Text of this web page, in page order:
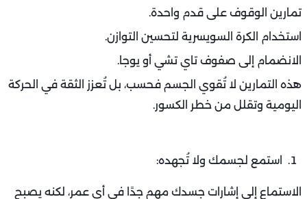
تمارين الوقوف على قدم واحدة.
استخدام الكرة السويسرية لتحسين التوازن.
الانضمام إلى صفوف تاي تشي أو يوجا.
هذه التمارين لا تُقوي الجسم فحسب، بل تُعزز الثقة في الحركة
اليومية وتقلل من خطر الكسور.
استمع لجسمك ولا تُجهده:
الاستماع إلى إشارات جسدك مهم جدًا في أي عمر، لكنه يصبح